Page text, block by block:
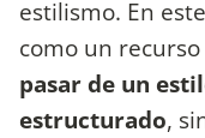
estilismo. En
como un
pasar de un
estructurado,